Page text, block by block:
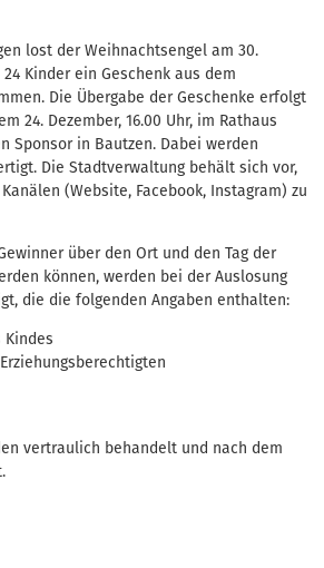
lost der Weihnachtsengel am 30.
Kinder ein Geschenk aus dem
Die Übergabe der Geschenke erfolgt
24. Dezember, 16.00 Uhr, im Rathaus
Sponsor in Bautzen. Dabei werden
Die Stadtverwaltung behält sich vor,
(Website, Facebook, Instagram) zu
über den Ort und den Tag der
können, werden bei der Auslosung
die die folgenden Angaben enthalten:
Kindes
vertraulich behandelt und nach dem